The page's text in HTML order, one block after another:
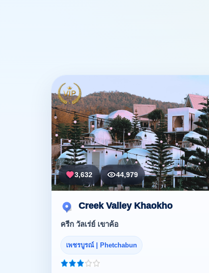
3,632 44,979
Creek Valley Khaokho
ครีก วัลเร่ย์ เขาค้อ
เพชรบูรณ์ | Phetchabun